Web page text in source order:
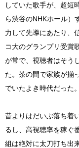
していた歌手が、超短
ら渋谷のNHKホール）
力して先導にあたり、
コ大のグランプリ受賞
が常で、視聴者はそう
た。茶の間で家族が揃
でいたよき時代だった。
昔よりはだいぶ落ち着
るし、高視聴率を稼ぐ
組は絶対に太刀打ち出